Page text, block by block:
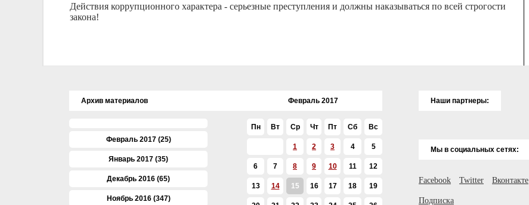
Действия коррупционного характера - серьезные преступления и должны наказываться по всей строгости
закона!
Архив материалов
Февраль 2017 (25)
Январь 2017 (35)
Декабрь 2016 (65)
Ноябрь 2016 (347)
Февраль 2017
Пн Вт Ср Чт Пт Сб Вс
1 2 3 4 5
6 7 8 9 10 11 12
13 14 15 16 17 18 19
Наши партнеры:
Мы в социальных сетях:
Facebook Twitter Вконтакте
Подписка